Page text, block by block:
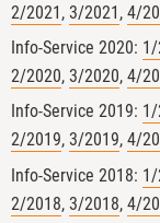
​Ein
für
2/2021 ,3/2021 ,4/
Info-Service 2020:
2/2020,3/2020,4/
Info-Service 2019:
2/2019,3/2019,4/
Info-Service 2018:
2/2018,3/2018,4/